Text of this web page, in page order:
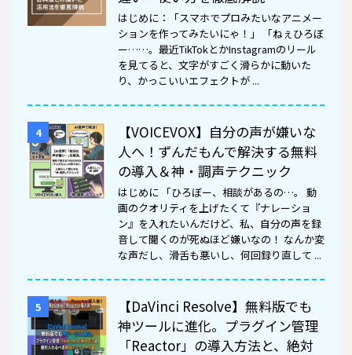
はじめに：「スマホでプロみたいなアニメー
ションを作ってみたいにゃ！」 「ねぇひろぼ
ー……。最近TikTokとかInstagramのリール
を見てると、文字がすごく滑らかに動いた
り、かっこいいエフェクトが ...
4
【VOICEVOX】自分の声が嫌いな
人へ！ずんだもんで解決する無料
の導入＆神・調声テクニック
はじめに 「ひろぼー、相談があるの…。 動
画のクオリティを上げたくて『ナレーショ
ン』を入れたいんだけど、私、自分の声を録
音して聞くのが死ぬほど嫌いなの！ なんか変
な声だし、滑舌も悪いし、何回録り直して ...
5
【DaVinci Resolve】無料版でも
神ツールに進化。プラグイン管理
「Reactor」の導入方法と、絶対